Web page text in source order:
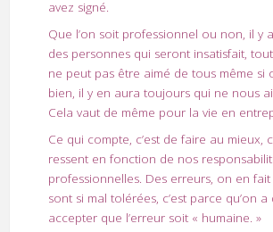
avez signé.
Que l’on soit professionnel ou non, il y
des personnes qui seront insatisfait,
ne peut pas être aimé de tous même si
bien, il y en aura toujours qui ne nous
Cela vaut de même pour la vie en
Ce qui compte, c’est de faire au mieux,
ressent en fonction de nos
professionnelles. Des erreurs, on en fait
sont si mal tolérées, c’est parce qu’on a
accepter que l’erreur soit « humaine. »